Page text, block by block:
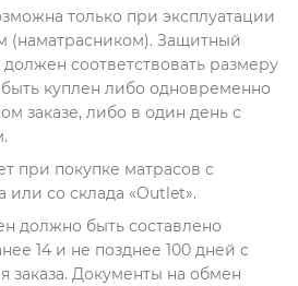
только при эксплуатации
(наматрасником). Защитный
должен соответствовать размеру
куплен либо одновременно
заказе, либо в один день с
при покупке матрасов с
или со склада «Outlet».
должно быть составлено
14 и не позднее 100 дней с
заказа. Документы на обмен